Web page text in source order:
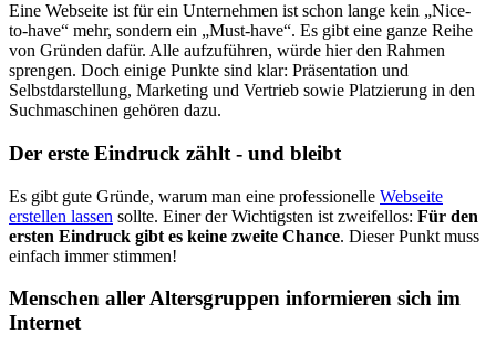
Eine Webseite ist für ein Unternehmen ist schon lange kein „Nice-
to-have“ mehr, sondern ein „Must-have“. Es gibt eine ganze Reihe
von Gründen dafür. Alle aufzuführen, würde hier den Rahmen
sprengen. Doch einige Punkte sind klar: Präsentation und
Selbstdarstellung, Marketing und Vertrieb sowie Platzierung in den
Suchmaschinen gehören dazu.
Der erste Eindruck zählt - und bleibt
Es gibt gute Gründe, warum man eine professionelle Webseite
erstellen lassen sollte. Einer der Wichtigsten ist zweifellos: Für den
ersten Eindruck gibt es keine zweite Chance. Dieser Punkt muss
einfach immer stimmen!
Menschen aller Altersgruppen informieren sich im
Internet